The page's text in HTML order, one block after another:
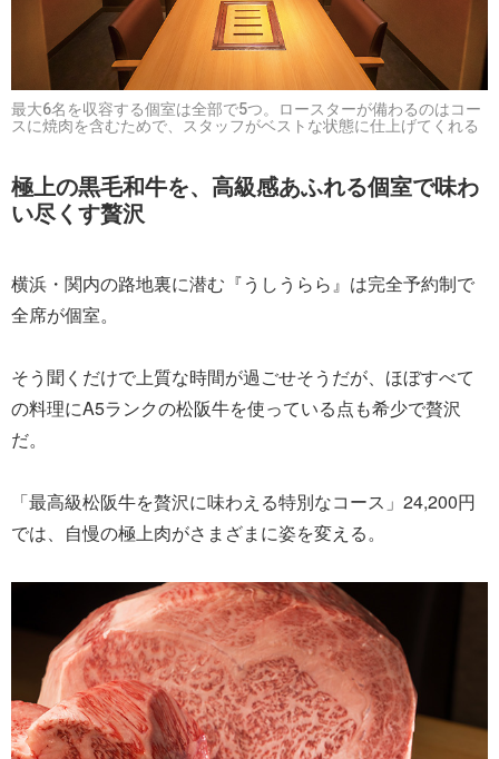
最大6名を収容する個室は全部で5つ。ロースターが備わるのはコー
スに焼肉を含むためで、スタッフがベストな状態に仕上げてくれる
極上の黒毛和牛を、高級感あふれる個室で味わ
い尽くす贅沢
横浜・関内の路地裏に潜む『うしうらら』は完全予約制で
全席が個室。
そう聞くだけで上質な時間が過ごせそうだが、ほぼすべて
の料理にA5ランクの松阪牛を使っている点も希少で贅沢
だ。
「最高級松阪牛を贅沢に味わえる特別なコース」24,200円
では、自慢の極上肉がさまざまに姿を変える。